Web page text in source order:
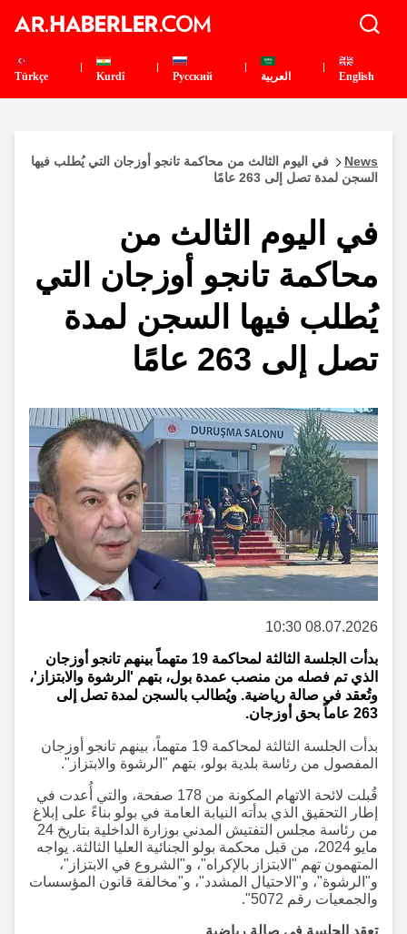
English العربية Pусский
Kurdî
Türkçe
News
في اليوم الثالث من محاكمة تانجو أوزجان التي يُطلب فيها
السجن لمدة تصل إلى 263 عامًا
في اليوم الثالث من
محاكمة تانجو أوزجان التي
يُطلب فيها السجن لمدة
تصل إلى 263 عامًا
08.07.2026 10:30
بدأت الجلسة الثالثة لمحاكمة 19 متهماً بينهم تانجو أوزجان
الذي تم فصله من منصب عمدة بول، بتهم 'الرشوة والابتزاز'،
وتُعقد في صالة رياضية. ويُطالب بالسجن لمدة تصل إلى
263 عاماً بحق أوزجان.
بدأت الجلسة الثالثة لمحاكمة 19 متهماً، بينهم تانجو أوزجان
المفصول من رئاسة بلدية بولو، بتهم "الرشوة والابتزاز".
قُبلت لائحة الاتهام المكونة من 178 صفحة، والتي أُعدت في
إطار التحقيق الذي بدأته النيابة العامة في بولو بناءً على إبلاغ
من رئاسة مجلس التفتيش المدني بوزارة الداخلية بتاريخ 24
مايو 2024، من قبل محكمة بولو الجنائية العليا الثالثة. يواجه
المتهمون تهم "الابتزاز بالإكراه"، و"الشروع في الابتزاز"،
و"الرشوة"، و"الاحتيال المشدد"، و"مخالفة قانون المؤسسات
والجمعيات رقم 5072".
تعقد الجلسة في صالة رياضية